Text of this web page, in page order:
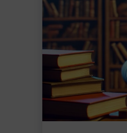
Retention
der
Neuzuschauer
alles
verändert